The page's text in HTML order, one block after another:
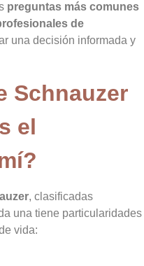
preguntas más comunes
de
una decisión informada y
Schnauzer
el
, clasificadas
una tiene particularidades
vida: